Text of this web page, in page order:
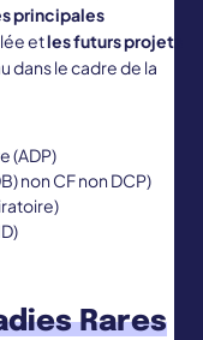
principales
etles futurs projets
dans le cadre de la
(ADP)
non CF non DCP)
Rares